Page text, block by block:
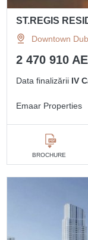
ST.REGIS
Downtown
2 470 910
Data finalizării IV
Emaar Properties
BROCHURE